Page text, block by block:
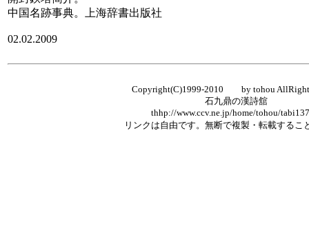
中国名跡事典。上海辞書出版社
02.02.2009
Copyright(C)1999-2010 by tohou
石九鼎の漢詩舘
thhp://www.ccv.ne.jp/home/tohou/tabi137
リンクは自由です。無断で複製・転載することを